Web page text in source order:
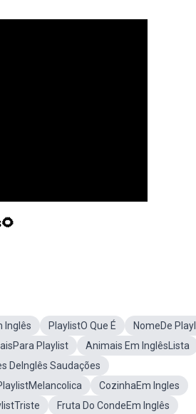
Inglês PlaylistO Que É
NomeDe
Playlist
Animais Em InglêsLista
DeInglês Saudações
CozinhaEm Ingles
Fruta Do CondeEm Inglês